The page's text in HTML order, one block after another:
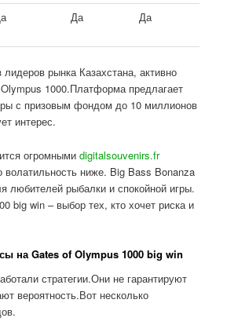
Да Да
лидеров рынка Казахстана, активно
1000.Платформа предлагает
с призовым фондом до 10 миллионов
интерес.
огромнымиdigitalsouvenirs.fr
волатильность ниже. Big Bass Bonanza
любителей рыбалки и спокойной игры.
big win – выбор тех, кто хочет риска и
на Gates of Olympus 1000 big win
стратегии.Они не гарантируют
вероятность.Вот несколько